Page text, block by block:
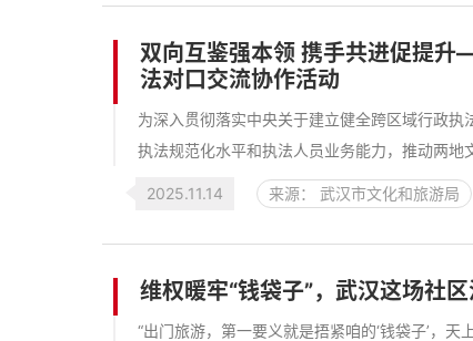
双向互鉴强本领 携手共进促提
法对口交流协作活动
为深入贯彻落实中央关于建立健全跨区域行政
执法规范化水平和执法人员业务能力，推动两
2025.11.14 来源： 武汉市文化和旅游局
维权暖牢“钱袋子”，武汉这场社
“出门旅游，第一要义就是捂紧咱的‘钱袋子’，